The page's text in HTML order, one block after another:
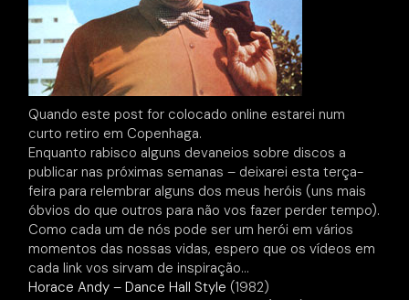
Quando este post for colocado online estarei num
curto retiro em Copenhaga.
Enquanto rabisco alguns devaneios sobre discos a
publicar nas próximas semanas – deixarei esta terça-
feira para relembrar alguns dos meus heróis (uns mais
óbvios do que outros para não vos fazer perder tempo).
Como cada um de nós pode ser um herói em vários
momentos das nossas vidas, espero que os vídeos em
cada link vos sirvam de inspiração…
Horace Andy – Dance Hall Style (1982)